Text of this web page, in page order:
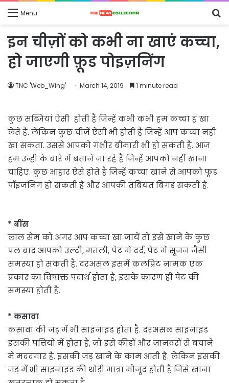
Menu
इन चीज़ों को कभी ना खाएं कच्चा,
हो जाएगी फ़ूड पोइज़निंग
TNC 'Web_Wing' March 14, 2019 1 minute read
कुछ सब्जियां ऐसी होती हैं जिन्हें कभी कभी हम कच्चा ह खा
लेते हैं. लेकिन कुछ चीज़ें ऐसी भी होती हैं जिन्हें आप कच्चा नहीं
खा सकता. उससे आपको गंभीर बीमारी भी हो सकती है. आज
हम उन्ही के बारे में बताने जा रहे हैं जिन्हें आपको नहीं खाना
चाहिए. कुछ आहार ऐसे होते है जिन्हें कच्चा खाने से आपको फूड
पॉइजनिंग हो सकती है और आपकी तबियत बिगड़ सकती हैं.
* बींस
लाल सेम को अगर आप कच्चा खा जायें तो इसे खाने के कुछ
पल बाद आपको उल्टी, मतली, पेट में दर्द, पेट में सूजन जैसी
समस्या हो सकती है. दरअसल इसमें कलप्रिट नामक एक
प्रकार का विषाक्त पदार्थ होता है, इसके कारण ही पेट की
समस्या होती हैं.
* कसावा
कसावा की जड़ में भी साइनाइड होता है. दरअसल साइनाइड
इसकी पत्तियों में होता है, जो इसे कीड़ों और जानवरों से बचाने
में मददगार है. इसकी जड़ खाने के काम आती है. लेकिन इसकी
जड़ में भी साइनाइड की थोड़ी मात्रा मौजूद होती है जिसे खाना